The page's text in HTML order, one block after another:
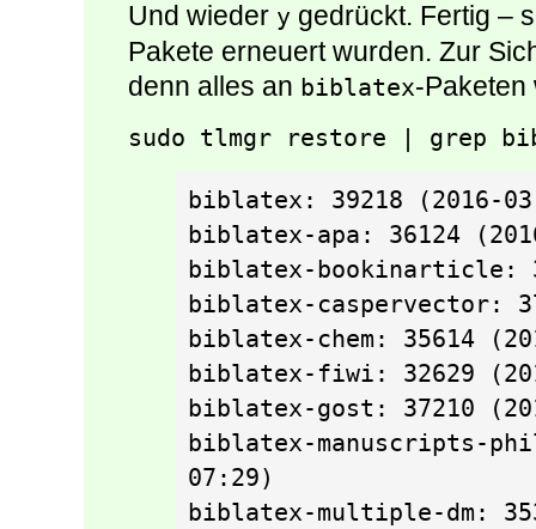
Und wieder y gedrückt. Fertig –
Pakete erneuert wurden. Zur
denn alles an biblatex-Paketen
sudo tlmgr restore | grep
biblatex: 39218 (2016-
biblatex-apa: 36124
biblatex-bookinarticle:
biblatex-caspervector:
biblatex-chem: 35614
biblatex-fiwi: 32629
biblatex-gost: 37210
biblatex-manuscripts-
07:29)
biblatex-multiple-dm: